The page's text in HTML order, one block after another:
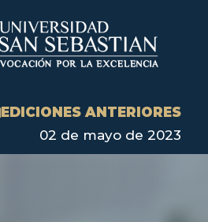
EDICIONES ANTERIORES
02 de mayo de 2023